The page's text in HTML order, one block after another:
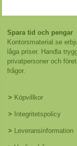
Spara tid och pengar
Kontorsmaterial.se
låga priser. Handla
privatpersoner och
frågor.
> Köpvillkor
> Integritetspolicy
> Leveransinformation